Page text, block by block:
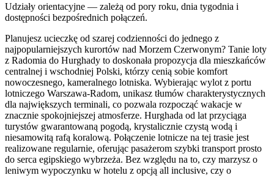
Udziały orientacyjne — zależą od pory roku, dnia tygodnia i
dostępności bezpośrednich połączeń.
Planujesz ucieczkę od szarej codzienności do jednego z
najpopularniejszych kurortów nad Morzem Czerwonym? Tanie loty
z Radomia do Hurghady to doskonała propozycja dla mieszkańców
centralnej i wschodniej Polski, którzy cenią sobie komfort
nowoczesnego, kameralnego lotniska. Wybierając wylot z portu
lotniczego Warszawa-Radom, unikasz tłumów charakterystycznych
dla największych terminali, co pozwala rozpocząć wakacje w
znacznie spokojniejszej atmosferze. Hurghada od lat przyciąga
turystów gwarantowaną pogodą, krystalicznie czystą wodą i
niesamowitą rafą koralową. Połączenie lotnicze na tej trasie jest
realizowane regularnie, oferując pasażerom szybki transport prosto
do serca egipskiego wybrzeża. Bez względu na to, czy marzysz o
leniwym wypoczynku w hotelu z opcją all inclusive, czy o